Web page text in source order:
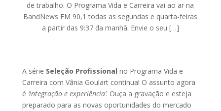
de trabalho. O Programa Vida e Carreira vai ao ar na
BandNews FM 90,1 todas as segundas e quarta-feiras
a partir das 9:37 da manhã. Envie o seu […]
A série Seleção Profissional no Programa Vida e
Carreira com Vânia Goulart continua! O assunto agora
é ‘integração e experiência’. Ouça a gravação e esteja
preparado para as novas oportunidades do mercado